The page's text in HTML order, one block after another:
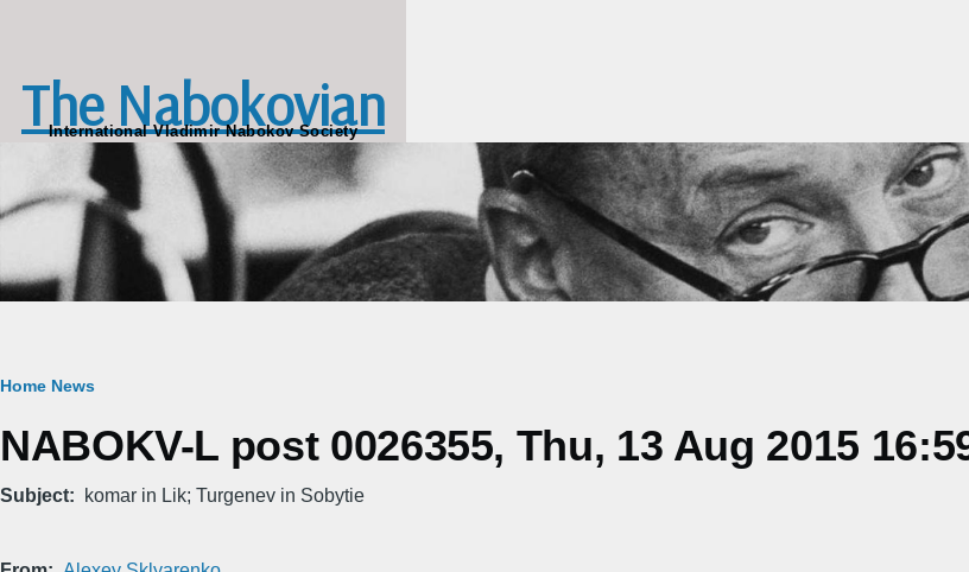
The Nabokovian
International Vladimir Nabokov Society
Breadcrumb
Home News
NABOKV-L post 0026355, Thu, 13 Aug 2015
Subject komar in Lik; Turgenev in Sobytie